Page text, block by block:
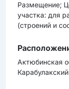
Размещение;
участка: для
(строений и
Актюбинская